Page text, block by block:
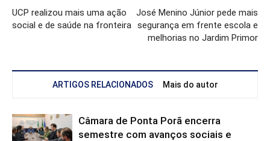
UCP realizou mais uma ação
social e de saúde na fronteira
José Menino Júnior pede mais
segurança em frente escola e
melhorias no Jardim Primor
ARTIGOS RELACIONADOS Mais do autor
Câmara de Ponta Porã encerra
semestre com avanços sociais e